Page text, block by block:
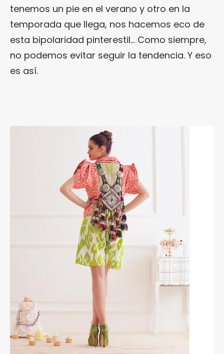
tenemos un pie en el verano y otro en la
temporada que llega, nos hacemos eco de
esta bipolaridad pinterestil… Como siempre,
no podemos evitar seguir la tendencia. Y eso
es así.